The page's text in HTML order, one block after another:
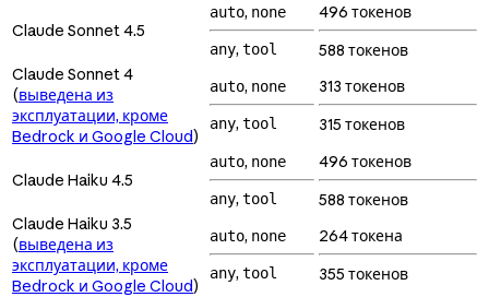
Claude Sonnet 4.5
auto, none
any, tool
496 токенов
588 токенов
Claude Sonnet 4
(выведена из
эксплуатации, кроме
Bedrock и Google Cloud)
auto, none
any, tool
313 токенов
315 токенов
Claude Haiku 4.5
auto, none
any, tool
496 токенов
588 токенов
Claude Haiku 3.5
(выведена из
эксплуатации, кроме
Bedrock и Google Cloud)
auto, none
any, tool
264 токена
355 токенов